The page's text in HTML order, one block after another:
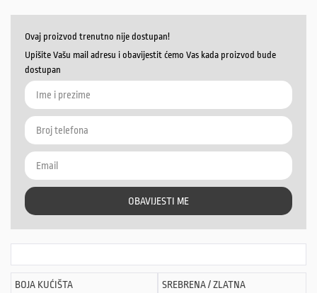
Ovaj proizvod trenutno nije dostupan!
Upišite Vašu mail adresu i obavijestit ćemo Vas kada proizvod bude
dostupan
OBAVIJESTI ME
BOJA KUĆIŠTA SREBRENA / ZLATNA